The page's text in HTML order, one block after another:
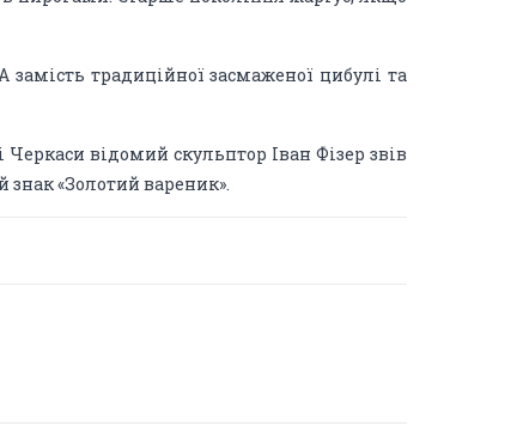
традиційної засмаженої цибулі та
відомий скульптор Іван Фізер звів
«Золотий вареник».